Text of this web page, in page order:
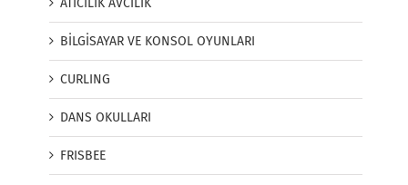
ATICILIK AVCILIK
BİLGİSAYAR VE KONSOL OYUNLARI
CURLING
DANS OKULLARI
FRISBEE